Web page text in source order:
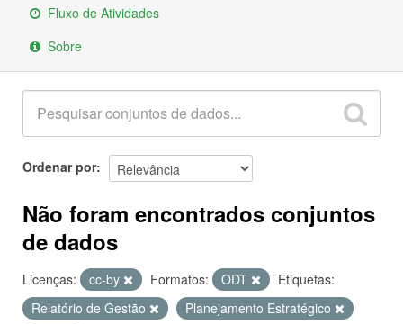
Fluxo de Atividades
Sobre
Ordenar por
Não foram encontrados conjuntos
de dados
Licenças: cc-by Formatos: ODT
Etiquetas:
Relatório de Gestão
Planejamento Estratégico